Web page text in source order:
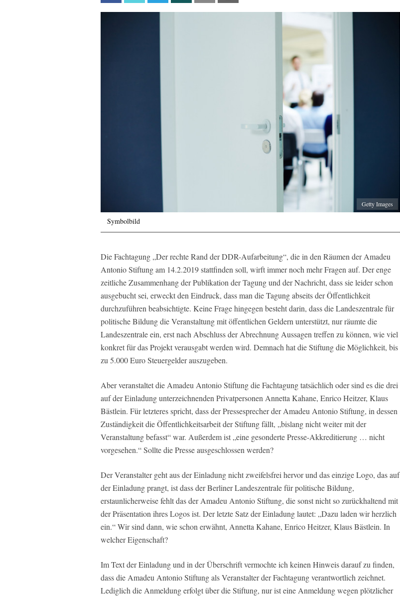
Getty Images
Symbolbild
Die Fachtagung „Der rechte Rand der DDR-Aufarbeitung“, die in den Räumen der Amadeu
Antonio Stiftung am 14.2.2019 stattfinden soll, wirft immer noch mehr Fragen auf. Der enge
zeitliche Zusammenhang der Publikation der Tagung und der Nachricht, dass sie leider schon
ausgebucht sei, erweckt den Eindruck, dass man die Tagung abseits der Öffentlichkeit
durchzuführen beabsichtigte. Keine Frage hingegen besteht darin, dass die Landeszentrale für
politische Bildung die Veranstaltung mit öffentlichen Geldern unterstützt, nur räumte die
Landeszentrale ein, erst nach Abschluss der Abrechnung Aussagen treffen zu können, wie viel
konkret für das Projekt verausgabt werden wird. Demnach hat die Stiftung die Möglichkeit, bis
zu 5.000 Euro Steuergelder auszugeben.
Aber veranstaltet die Amadeu Antonio Stiftung die Fachtagung tatsächlich oder sind es die drei
auf der Einladung unterzeichnenden Privatpersonen Annetta Kahane, Enrico Heitzer, Klaus
Bästlein. Für letzteres spricht, dass der Pressesprecher der Amadeu Antonio Stiftung, in dessen
Zuständigkeit die Öffentlichkeitsarbeit der Stiftung fällt, „bislang nicht weiter mit der
Veranstaltung befasst“ war. Außerdem ist „eine gesonderte Presse-Akkreditierung … nicht
vorgesehen.“ Sollte die Presse ausgeschlossen werden?
Der Veranstalter geht aus der Einladung nicht zweifelsfrei hervor und das einzige Logo, das auf
der Einladung prangt, ist dass der Berliner Landeszentrale für politische Bildung,
erstaunlicherweise fehlt das der Amadeu Antonio Stiftung, die sonst nicht so zurückhaltend mit
der Präsentation ihres Logos ist. Der letzte Satz der Einladung lautet: „Dazu laden wir herzlich
ein.“ Wir sind dann, wie schon erwähnt, Annetta Kahane, Enrico Heitzer, Klaus Bästlein. In
welcher Eigenschaft?
Im Text der Einladung und in der Überschrift vermochte ich keinen Hinweis darauf zu finden,
dass die Amadeu Antonio Stiftung als Veranstalter der Fachtagung verantwortlich zeichnet.
Lediglich die Anmeldung erfolgt über die Stiftung, nur ist eine Anmeldung wegen plötzlicher